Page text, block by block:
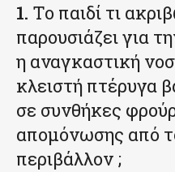
1. Το παιδί τι
παρουσιάζει για
η αναγκαστική
κλειστή πτέρυγα
σε συνθήκες
απομόνωσης από
περιβάλλον ;